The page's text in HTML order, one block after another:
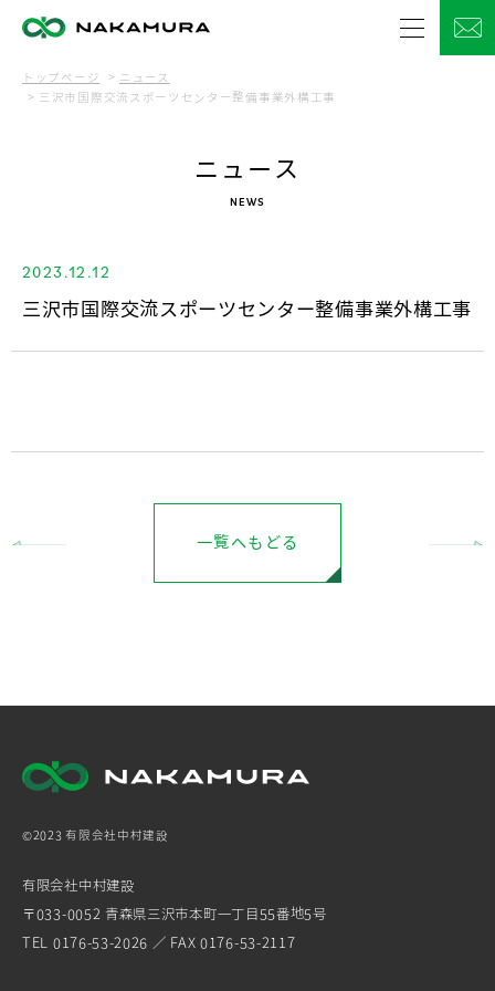
トップページ
ニュース
三沢市国際交流スポーツセンター整備事業外構工事
ニュース
NEWS
2023.12.12
三沢市国際交流スポーツセンター整備事業外構工事
一覧へもどる
©2023 有限会社中村建設
有限会社中村建設
〒033-0052 青森県三沢市本町一丁目55番地5号
TEL 0176-53-2026 ／ FAX 0176-53-2117